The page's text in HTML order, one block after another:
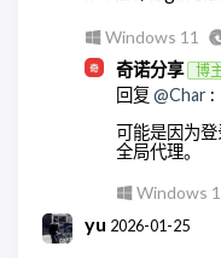
AstrBot api
Windows
Windows 10
ddy2026-03-
回复@奇诺分
我重新来了一
Windows
回复@ddy:
Windows 11
奇诺分享
博
回复 @Char :
可能是因为
全局代理。
Windows
yu 2026-01-25